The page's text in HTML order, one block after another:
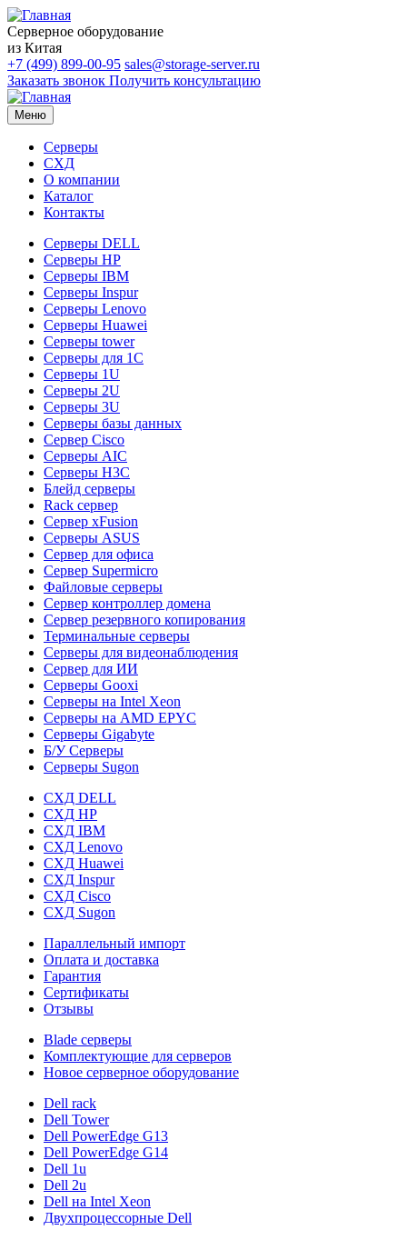
Серверное оборудование
из Китая
+7 (499) 899-00-95 sales@storage-server.ru
Заказать звонок Получить консультацию
Меню
Серверы
СХД
О компании
Каталог
Контакты
Серверы DELL
Серверы HP
Серверы IBM
Серверы Inspur
Серверы Lenovo
Серверы Huawei
Серверы tower
Серверы для 1C
Серверы 1U
Серверы 2U
Серверы 3U
Серверы базы данных
Сервер Cisco
Серверы AIC
Серверы H3C
Блейд серверы
Rack сервер
Сервер xFusion
Серверы ASUS
Сервер для офиса
Сервер Supermicro
Файловые серверы
Сервер контроллер домена
Сервер резервного копирования
Терминальные серверы
Серверы для видеонаблюдения
Сервер для ИИ
Серверы Gooxi
Серверы на Intel Xeon
Серверы на AMD EPYC
Серверы Gigabyte
Б/У Серверы
Серверы Sugon
СХД DELL
СХД HP
СХД IBM
СХД Lenovo
СХД Huawei
СХД Inspur
СХД Cisco
СХД Sugon
Параллельный импорт
Оплата и доставка
Гарантия
Сертификаты
Отзывы
Blade серверы
Комплектующие для серверов
Новое серверное оборудование
Dell rack
Dell Tower
Dell PowerEdge G13
Dell PowerEdge G14
Dell 1u
Dell 2u
Dell на Intel Xeon
Двухпроцессорные Dell